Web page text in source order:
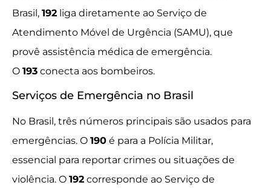
Brasil, 192 liga diretamente ao Serviço de
Atendimento Móvel de Urgência (SAMU), que
provê assistência médica de emergência.
O 193 conecta aos bombeiros.
Serviços de Emergência no Brasil
No Brasil, três números principais são usados para
emergências. O 190 é para a Polícia Militar,
essencial para reportar crimes ou situações de
violência. O 192 corresponde ao Serviço de